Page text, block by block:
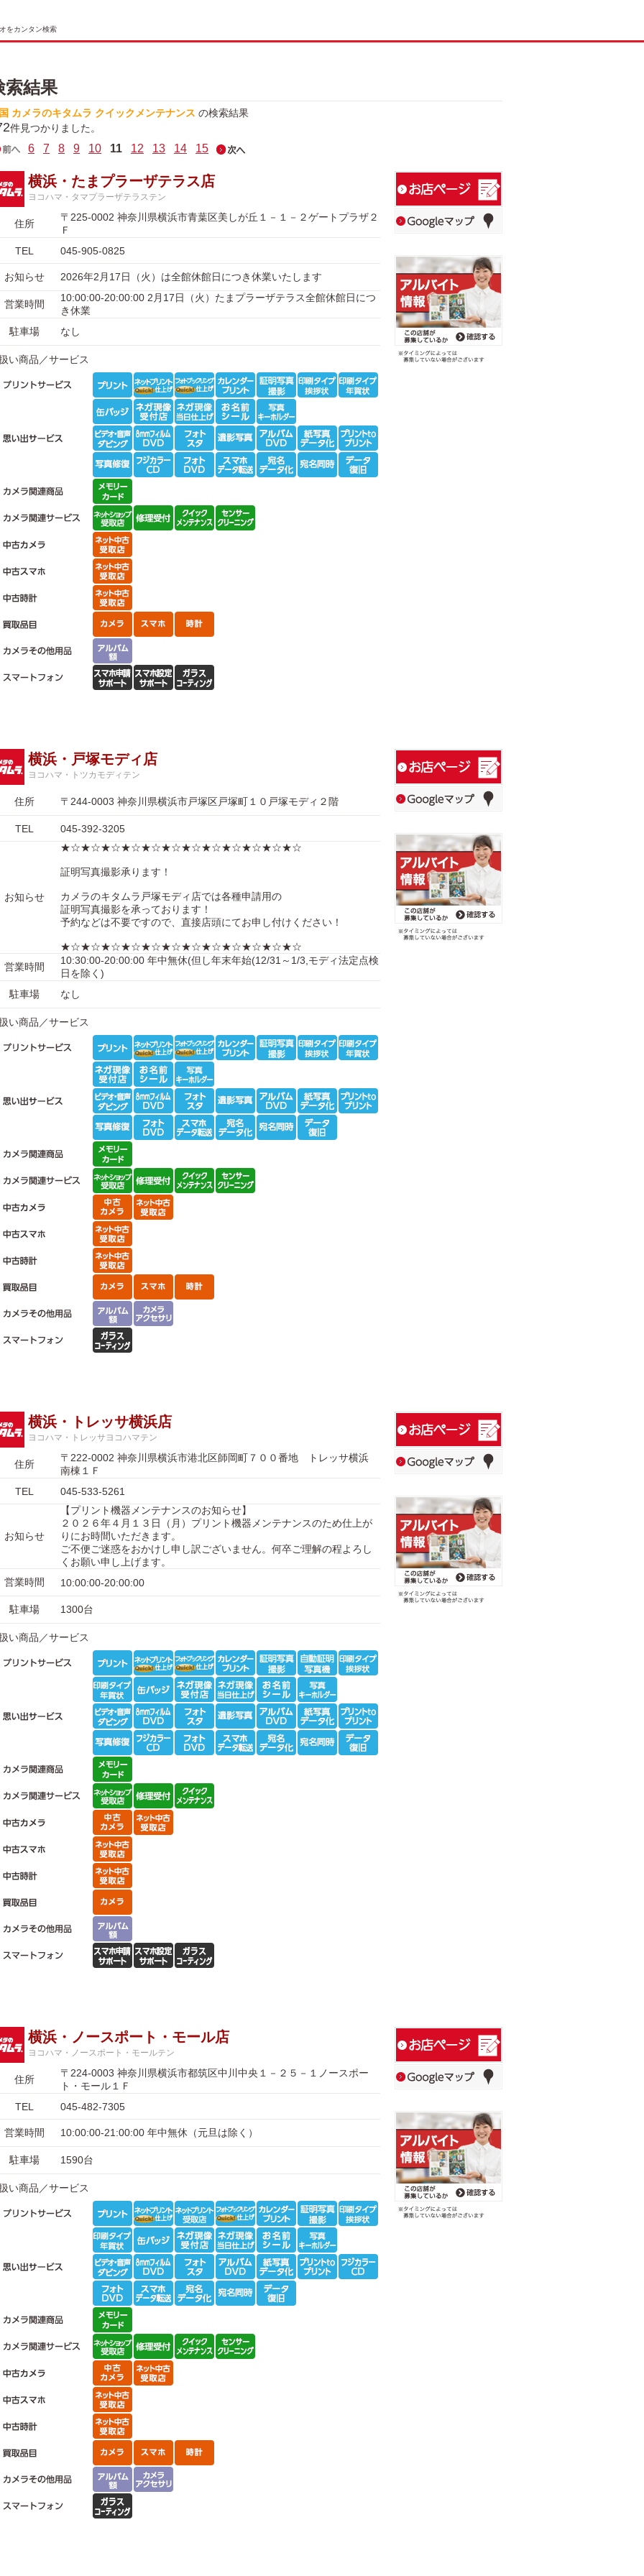
をカンタン検索
索結果
カメラのキタムラ クイックメンテナンス の検索結果
件見つかりました。
6 7 8 9 10 11 12 13 14 15
横浜・たまプラーザテラス店
ヨコハマ・タマプラーザテラステン
住所
〒225-0002 神奈川県横浜市青葉区美しが丘１－１－２ゲートプラザ２
Ｆ
TEL
045-905-0825
お知らせ 2026年2月17日（火）は全館休館日につき休業いたします
営業時間
10:00:00-20:00:00 2月17日（火）たまプラーザテラス全館休館日につ
き休業
駐車場
なし
い商品／サービス
横浜・戸塚モディ店
ヨコハマ・トツカモディテン
住所 〒244-0003 神奈川県横浜市戸塚区戸塚町１０戸塚モディ２階
TEL 045-392-3205
お知らせ
★☆★☆★☆★☆★☆★☆★☆★☆★☆★☆★☆★☆
証明写真撮影承ります！
カメラのキタムラ戸塚モディ店では各種申請用の
証明写真撮影を承っております！
予約などは不要ですので、直接店頭にてお申し付けください！
★☆★☆★☆★☆★☆★☆★☆★☆★☆★☆★☆★☆
営業時間
10:30:00-20:00:00 年中無休(但し年末年始(12/31～1/3,モディ法定点検
日を除く)
駐車場
なし
い商品／サービス
横浜・トレッサ横浜店
ヨコハマ・トレッサヨコハマテン
住所
〒222-0002 神奈川県横浜市港北区師岡町７００番地 トレッサ横浜
南棟１Ｆ
TEL
045-533-5261
お知らせ
【プリント機器メンテナンスのお知らせ】
２０２６年４月１３日（月）プリント機器メンテナンスのため仕上が
りにお時間いただきます。
ご不便ご迷惑をおかけし申し訳ございません。何卒ご理解の程よろし
くお願い申し上げます。
営業時間
10:00:00-20:00:00
駐車場 1300台
い商品／サービス
横浜・ノースポート・モール店
ヨコハマ・ノースポート・モールテン
住所
〒224-0003 神奈川県横浜市都筑区中川中央１－２５－１ノースポー
ト・モール１Ｆ
TEL
045-482-7305
営業時間 10:00:00-21:00:00 年中無休（元旦は除く）
駐車場 1590台
い商品／サービス